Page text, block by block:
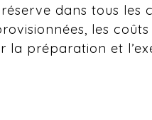
dans tous les
les
la préparation et